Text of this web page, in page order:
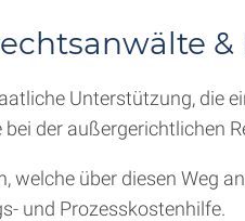
Unterstützung, die
der außergerichtlichen
welche über diesen Weg
und Prozesskostenhilfe.